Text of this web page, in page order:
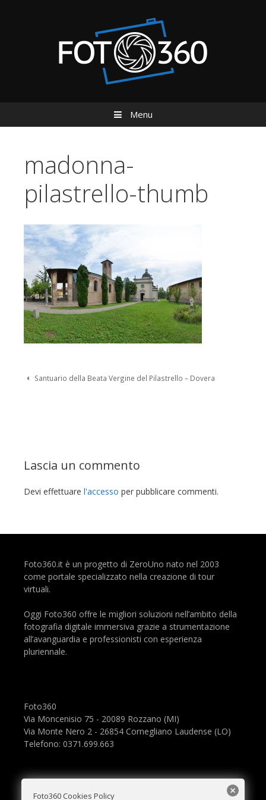
Menu
madonna-
pilastrello-thumb
Navigazione Post
Santuario della Beata Vergine del Pilastrello – Dovera
Lascia un commento
Devi effettuare l'accesso per pubblicare commenti.
Foto360.it è un progetto di ZeroUno nato nel 2003
come portale specializzato nella creazione di tour
virtuali.
Oggi Foto360 offre le migliori soluzioni nell’ambito della
fotografia digitale immersiva grazie a strumentazione
all’avanguardia e professionisti con esperienza
pluriennale.
Foto360
Via Moncenisio 75 - 20089 Rozzano (MI)
Via Monte Nero 2 - 26854 Cornegliano Laudense (LO)
Telefono: 0371.699.663
Foto360 Cookies Policy